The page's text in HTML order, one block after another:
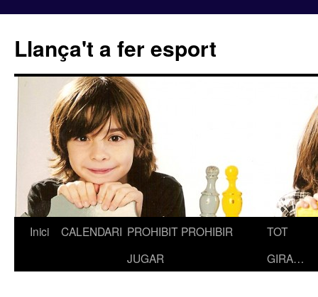
Llança't a fer esport
Vés
Inici CALENDARI PROHIBIT PROHIBIR
JUGAR
TOT
GIRA…